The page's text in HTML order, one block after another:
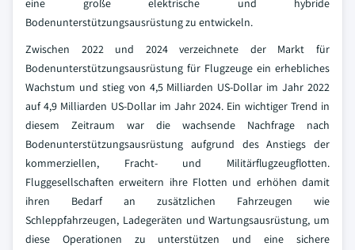
eine große elektrische und hybride
Bodenunterstützungsausrüstung zu entwickeln.
Zwischen 2022 und 2024 verzeichnete der Markt für
Bodenunterstützungsausrüstung für Flugzeuge ein erhebliches
Wachstum und stieg von 4,5 Milliarden US-Dollar im Jahr 2022
auf 4,9 Milliarden US-Dollar im Jahr 2024. Ein wichtiger Trend in
diesem Zeitraum war die wachsende Nachfrage nach
Bodenunterstützungsausrüstung aufgrund des Anstiegs der
kommerziellen, Fracht- und Militärflugzeugflotten.
Fluggesellschaften erweitern ihre Flotten und erhöhen damit
ihren Bedarf an zusätzlichen Fahrzeugen wie
Schleppfahrzeugen, Ladegeräten und Wartungsausrüstung, um
diese Operationen zu unterstützen und eine sichere